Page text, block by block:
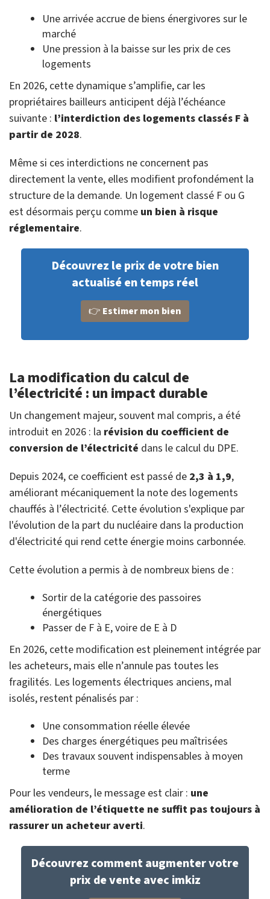
Une arrivée accrue de biens énergivores sur le
marché
Une pression à la baisse sur les prix de ces
logements
En 2026, cette dynamique s’amplifie, car les
propriétaires bailleurs anticipent déjà l’échéance
suivante : l’interdiction des logements classés F à
partir de 2028.
Même si ces interdictions ne concernent pas
directement la vente, elles modifient profondément la
structure de la demande. Un logement classé F ou G
est désormais perçu comme un bien à risque
réglementaire.
Découvrez le prix de votre bien
actualisé en temps réel
👉 Estimer mon bien
La modification du calcul de
l’électricité : un impact durable
Un changement majeur, souvent mal compris, a été
introduit en 2026 : la révision du coefficient de
conversion de l’électricité dans le calcul du DPE.
Depuis 2024, ce coefficient est passé de 2,3 à 1,9,
améliorant mécaniquement la note des logements
chauffés à l’électricité. Cette évolution s'explique par
l'évolution de la part du nucléaire dans la production
d'électricité qui rend cette énergie moins carbonnée.
Cette évolution a permis à de nombreux biens de :
Sortir de la catégorie des passoires
énergétiques
Passer de F à E, voire de E à D
En 2026, cette modification est pleinement intégrée par
les acheteurs, mais elle n’annule pas toutes les
fragilités. Les logements électriques anciens, mal
isolés, restent pénalisés par :
Une consommation réelle élevée
Des charges énergétiques peu maîtrisées
Des travaux souvent indispensables à moyen
terme
Pour les vendeurs, le message est clair : une
amélioration de l’étiquette ne suffit pas toujours à
rassurer un acheteur averti.
Découvrez comment augmenter votre
prix de vente avec imkiz